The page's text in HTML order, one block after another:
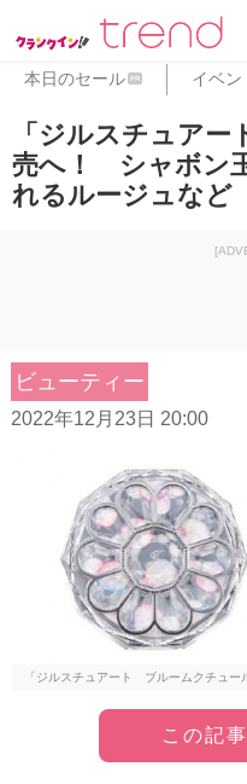
本日のセール PR イベン
「ジルスチュア
売へ！ シャボン
れるルージュなど
ビューティー
2022年12月23日 20:00
「ジルスチュアート ブルームクチュ
この記